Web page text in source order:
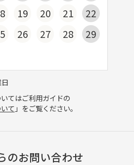
19 20 21
22
26 27 28
29
てはご利用ガイドの
て 」をご覧ください。
のお問い合わせ